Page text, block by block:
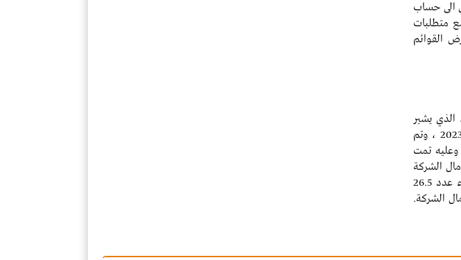
مبلغ 132,900,000 ريال سعودي الى حساب
متطلبات
9 "الأدوات المالية" والمعيار الدولي للتقرير المالي رقم 1 "عرض القوائم
الذي يشير
إلى أن الخسائر المتراكمة للمجموعة بلغت 267.7 مليون ريال سعودي كما في 31 ديسمبر 2023 ، وتم
وعليه تمت
2024 على تخفيض رأس مال الشركة
بمبلغ 265 مليون ريال سعودي، وذلك لإطفاء الخسائر المتراكمة، ونتيجة لذلك تم إلغاء عدد 26.5
رأس مال الشركة.